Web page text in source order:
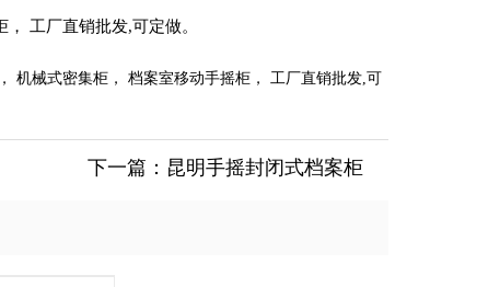
工厂直销批发,可定做。
机械式密集柜， 档案室移动手摇柜， 工厂直销批发,可
下一篇： 昆明手摇封闭式档案柜